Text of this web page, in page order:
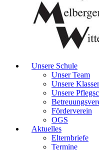
Unsere Schule
Unser Team
Unsere
Unsere
Förderverein
OGS
Aktuelles
Elternbriefe
Termine